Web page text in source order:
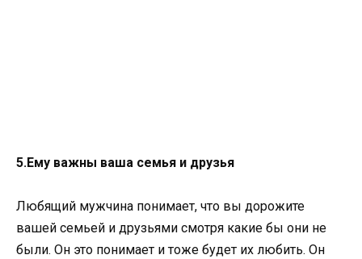
5.Ему важны ваша семья и друзья
Любящий мужчина понимает, что вы дорожите
вашей семьей и друзьями смотря какие бы они не
были. Он это понимает и тоже будет их любить. Он